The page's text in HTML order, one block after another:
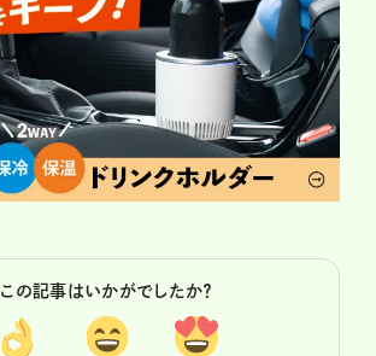
この記事はいかがでしたか？